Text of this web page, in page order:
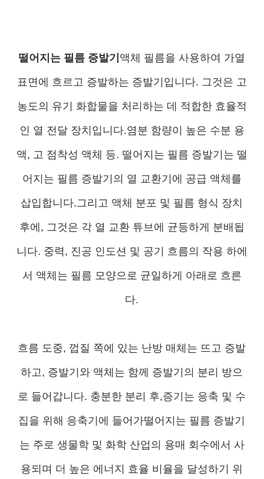
떨어지는 필름 증발기 액체 필름을 사용하여 가열
표면에 흐르고 증발하는 증발기입니다. 그것은 고
농도의 유기 화합물을 처리하는 데 적합한 효율적
인 열 전달 장치입니다.염분 함량이 높은 수분 용
액, 고 점착성 액체 등. 떨어지는 필름 증발기는 떨
어지는 필름 증발기의 열 교환기에 공급 액체를
삽입합니다.그리고 액체 분포 및 필름 형식 장치
후에, 그것은 각 열 교환 튜브에 균등하게 분배됩
니다. 중력, 진공 인도션 및 공기 흐름의 작용 하에
서 액체는 필름 모양으로 균일하게 아래로 흐른
다.
흐름 도중, 껍질 쪽에 있는 난방 매체는 뜨고 증발
하고, 증발기와 액체는 함께 증발기의 분리 방으
로 들어갑니다. 충분한 분리 후,증기는 응축 및 수
집을 위해 응축기에 들어가떨어지는 필름 증발기
는 주로 생물학 및 화학 산업의 용매 회수에서 사
용되며 더 높은 에너지 효율 비율을 달성하기 위